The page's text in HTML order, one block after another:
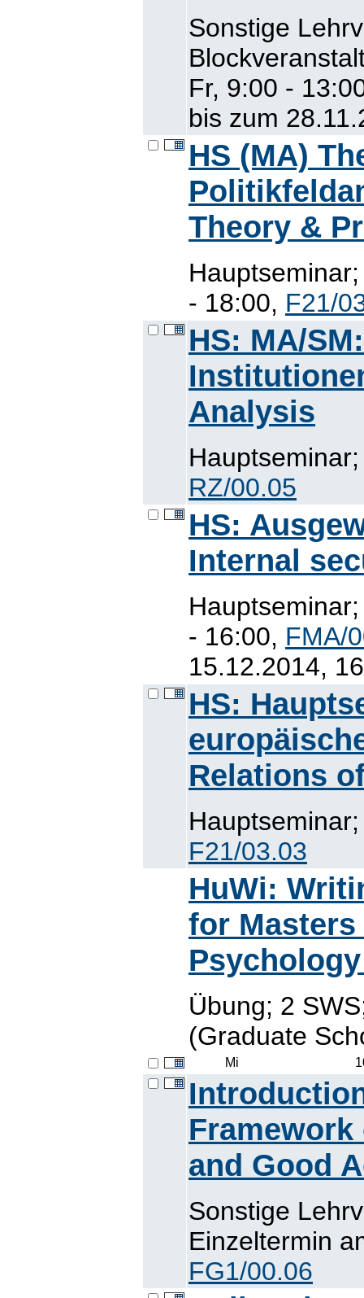
Sonstige
Fr, 9:00 -
bis zum
HS (MA)
Theory &
- 18:00, F21/
HS: MA/
Analysis
RZ/00.05
HS:
Internal
- 16:00, FMA/
15.12.2014,
HS:
Relations
F21/03.03
HuWi:
for
Übung; 2
(Graduate
Mi
and Good
Sonstige
Einzeltermin
FG1/00.06